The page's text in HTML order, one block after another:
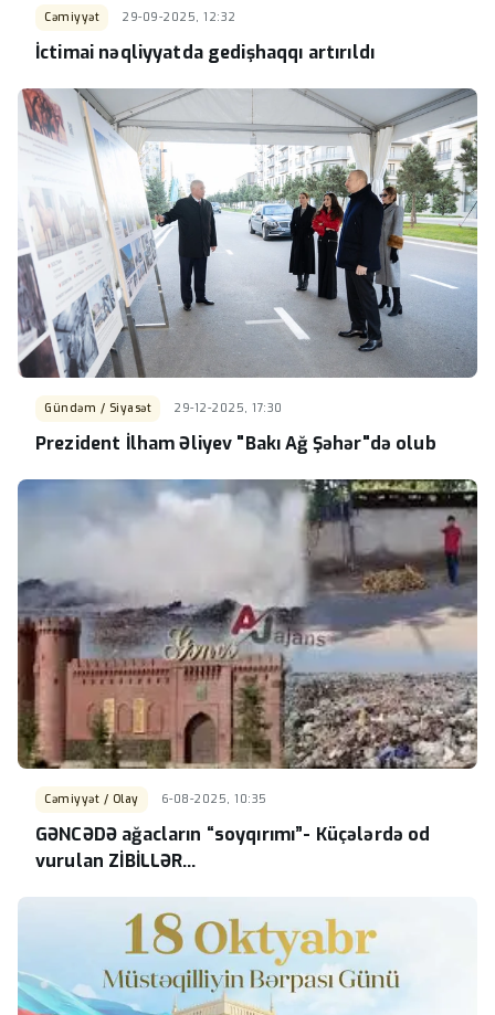
Cəmiyyət 29-09-2025, 12:32
İctimai nəqliyyatda gedişhaqqı artırıldı
Gündəm / Siyasət 29-12-2025, 17:30
Prezident İlham Əliyev "Bakı Ağ Şəhər"də olub
Cəmiyyət / Olay 6-08-2025, 10:35
GƏNCƏDƏ ağacların “soyqırımı”- Küçələrdə od
vurulan ZİBİLLƏR…